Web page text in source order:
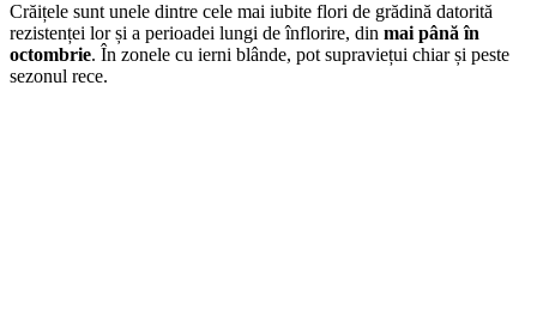
Crăițele sunt unele dintre cele mai iubite flori de grădină datorită
rezistenței lor și a perioadei lungi de înflorire, din mai până în
octombrie. În zonele cu ierni blânde, pot supraviețui chiar și peste
sezonul rece.